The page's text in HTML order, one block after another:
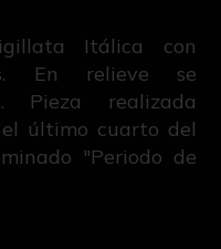
Itálica con
En relieve se
Pieza realizada
último cuarto del
"Periodo de